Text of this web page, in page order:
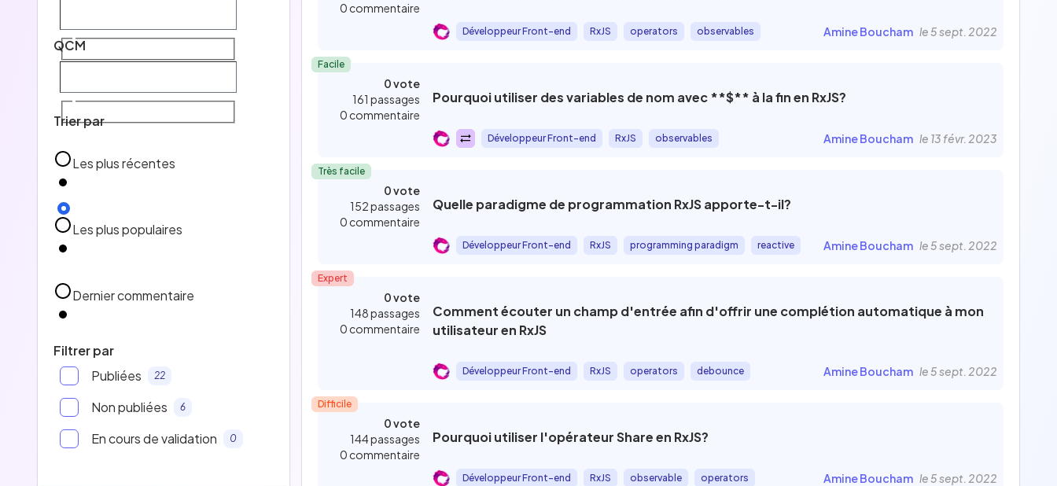
QCM
Trier par
Les plus récentes
Les plus populaires
Dernier commentaire
Filtrer par
Publiées
22
Non publiées 6
En cours de validation 0
QCM
Dernier commentaire
0 commentaire
Développeur Front-end RxJS operators observables Amine Boucham le 5 sept. 2022
Facile
0 vote
161 passages
0 commentaire
Pourquoi utiliser des variables de nom avec **$** à la fin en RxJS?
Développeur Front-end RxJS observables Amine Boucham le 13 févr. 2023
Très facile
0 vote
152 passages
0 commentaire
Quelle paradigme de programmation RxJS apporte-t-il?
Développeur Front-end RxJS programming paradigm reactive Amine Boucham le 5 sept. 2022
Expert
0 vote
148 passages
0 commentaire
Comment écouter un champ d'entrée afin d'offrir une complétion automatique à mon
utilisateur en RxJS
Développeur Front-end RxJS operators debounce Amine Boucham le 5 sept. 2022
Difficile
0 vote
144 passages
0 commentaire
Pourquoi utiliser l'opérateur Share en RxJS?
Développeur Front-end RxJS observable operators Amine Boucham le 5 sept. 2022